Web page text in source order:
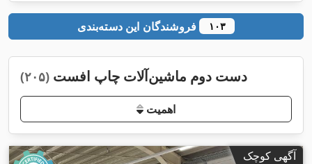
فروشندگان این دسته‌بندی ۱۰۳
دست دوم ماشین‌آلات چاپ افست (۲۰۵)
اهمیت
آگهی کوچک